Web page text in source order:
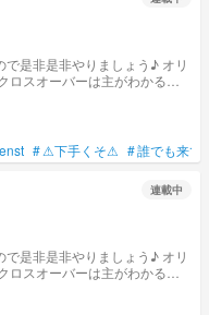
非是非やりましょう♪ オリ
スオーバーは主がわかる範
いです... 解釈不一致でも許し
enst #⚠下手くそ⚠ #誰でも来
連載中
非是非やりましょう♪ オリ
ロスオーバーは主がわかる範
いです... 解釈不一致でも許し